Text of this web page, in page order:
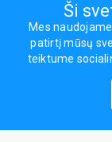
Visos teisės
Sporto ir
Ši
Mes
patirtį mūsų
teiktume